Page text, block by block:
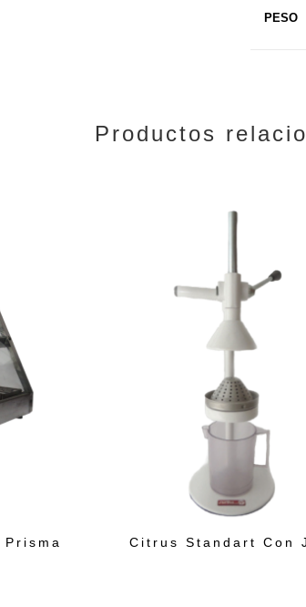
PESO
Productos
Citrus Standart Con